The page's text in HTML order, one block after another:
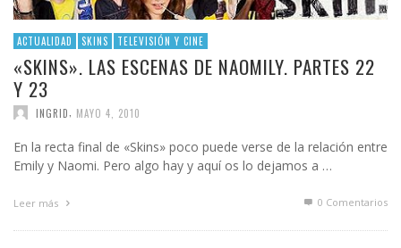
ACTUALIDAD SKINS TELEVISIÓN Y CINE
«SKINS». LAS ESCENAS DE NAOMILY. PARTES 22
Y 23
INGRID MAYO 4, 2010
En la recta final de «Skins» poco puede verse de la relación entre
Emily y Naomi. Pero algo hay y aquí os lo dejamos a …
Leer más 0 Comentarios